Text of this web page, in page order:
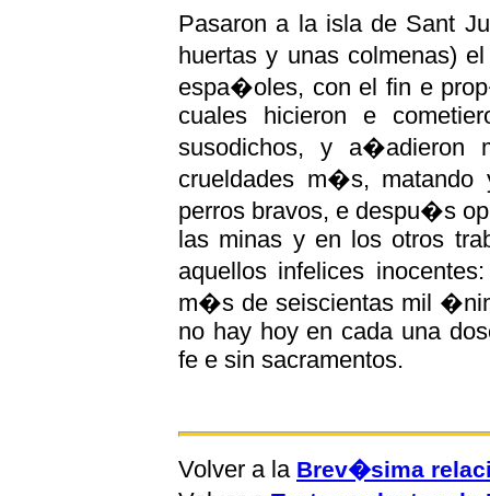
Pasaron a la isla de Sant
huertas y unas colmenas)
espa�oles, con el fin e
cuales hicieron e
susodichos, y a�adieron
crueldades m�s,
perros bravos, e despu�s
las minas y en los otros
aquellos infelices
m�s de seiscientas mil
no hay hoy en cada una
fe e sin sacramentos.
Volver a la Brev�sima